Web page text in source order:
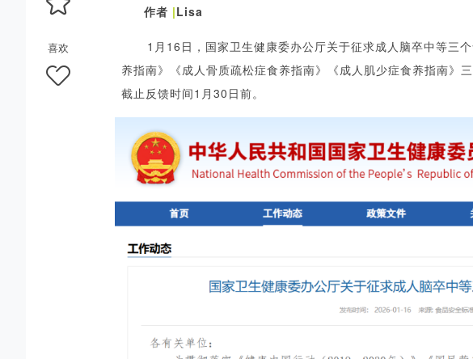
喜欢
作者 |Lisa
1月16日， 国家卫生健康委办公厅关于征求成人脑卒中等三
养指南》《成人骨质疏松症食养指南》《成人肌少症食养指南》
截止反馈时间1月30日前。